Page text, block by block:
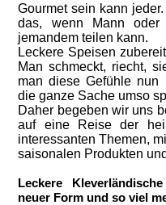
Gourmet sein kann
das, wenn Mann oder
jemandem teilen kann.
Leckere Speisen
Man schmeckt, riecht,
man diese Gefühle nun
die ganze Sache umso
Daher begeben wir uns
auf eine Reise der
interessanten Themen,
saisonalen Produkten
Leckere
neuer Form und so viel